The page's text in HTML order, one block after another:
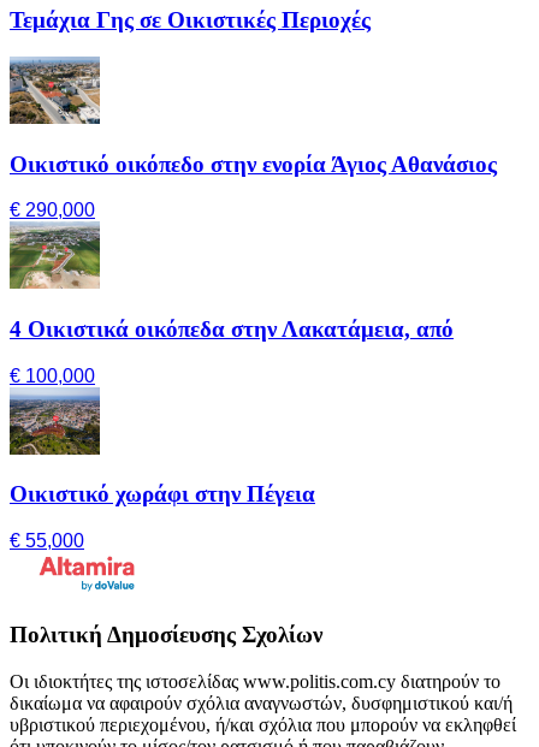
Τεμάχια Γης σε Οικιστικές Περιοχές
Οικιστικό οικόπεδο στην ενορία Άγιος Αθανάσιος
€ 290,000
4 Οικιστικά οικόπεδα στην Λακατάμεια, από
€ 100,000
Οικιστικό χωράφι στην Πέγεια
€ 55,000
Πολιτική Δημοσίευσης Σχολίων
Οι ιδιοκτήτες της ιστοσελίδας www.politis.com.cy διατηρούν το
δικαίωμα να αφαιρούν σχόλια αναγνωστών, δυσφημιστικού και/ή
υβριστικού περιεχομένου, ή/και σχόλια που μπορούν να εκληφθεί